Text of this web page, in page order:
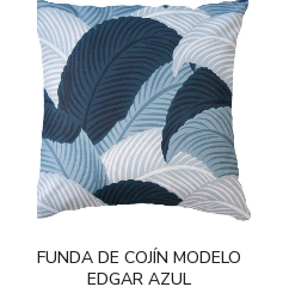
FUNDA DE COJÍN MODELO
EDGAR AZUL